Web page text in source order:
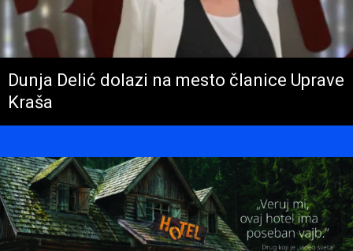
Dunja Delić dolazi na mesto članice Uprave
Kraša